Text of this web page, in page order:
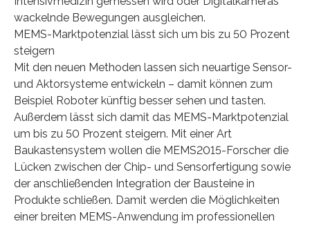
wackelnde Bewegungen ausgleichen.
MEMS-Marktpotenzial lässt sich um bis zu 50 Prozent
steigern
Mit den neuen Methoden lassen sich neuartige Sensor-
und Aktorsysteme entwickeln – damit können zum
Beispiel Roboter künftig besser sehen und tasten.
Außerdem lässt sich damit das MEMS-Marktpotenzial
um bis zu 50 Prozent steigern. Mit einer Art
Baukastensystem wollen die MEMS2015-Forscher die
Lücken zwischen der Chip- und Sensorfertigung sowie
der anschließenden Integration der Bausteine in
Produkte schließen. Damit werden die Möglichkeiten
einer breiten MEMS-Anwendung im professionellen